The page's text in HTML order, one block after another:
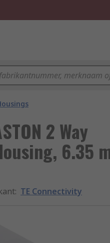
2 Way
6.35
: TE Connectivity